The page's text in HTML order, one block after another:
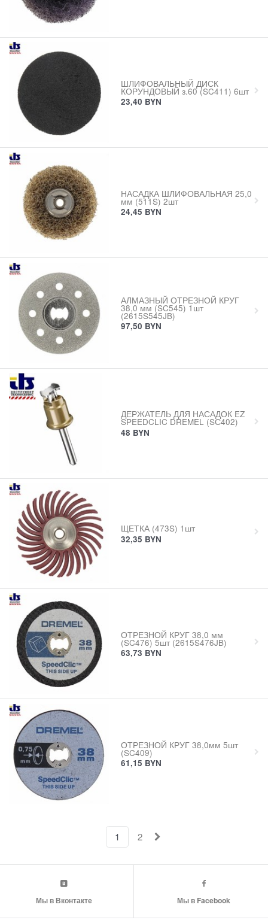
ШЛИФОВАЛЬНЫЙ ДИСК
КОРУНДОВЫЙ з.60 (SC411) 6шт
23,40 BYN
НАСАДКА ШЛИФОВАЛЬНАЯ 25,0
мм (511S) 2шт
24,45 BYN
АЛМАЗНЫЙ ОТРЕЗНОЙ КРУГ
38,0 мм (SC545) 1шт
(2615S545JB)
97,50 BYN
ДЕРЖАТЕЛЬ ДЛЯ НАСАДОК EZ
SPEEDCLIC DREMEL (SС402)
48 BYN
ЩЕТКА (473S) 1шт
32,35 BYN
ОТРЕЗНОЙ КРУГ 38,0 мм
(SC476) 5шт (2615S476JB)
63,73 BYN
ОТРЕЗНОЙ КРУГ 38,0мм 5шт
(SC409)
61,15 BYN
1 2
Мы в Вконтакте Мы в Facebook